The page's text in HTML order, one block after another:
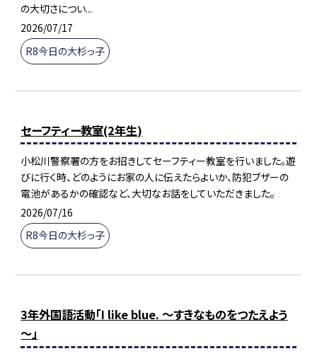
の大切さについ...
2026/07/17
R8今日の大杉っ子
セーフティー教室(2年生)
小松川警察署の方をお招きしてセーフティー教室を行いました。遊
びに行く時、どのようにお家の人に伝えたらよいか、防犯ブザーの
電池があるかの確認など、大切なお話をしていただきました。
2026/07/16
R8今日の大杉っ子
3年外国語活動「I like blue. ～すきなものをつたえよう
～」